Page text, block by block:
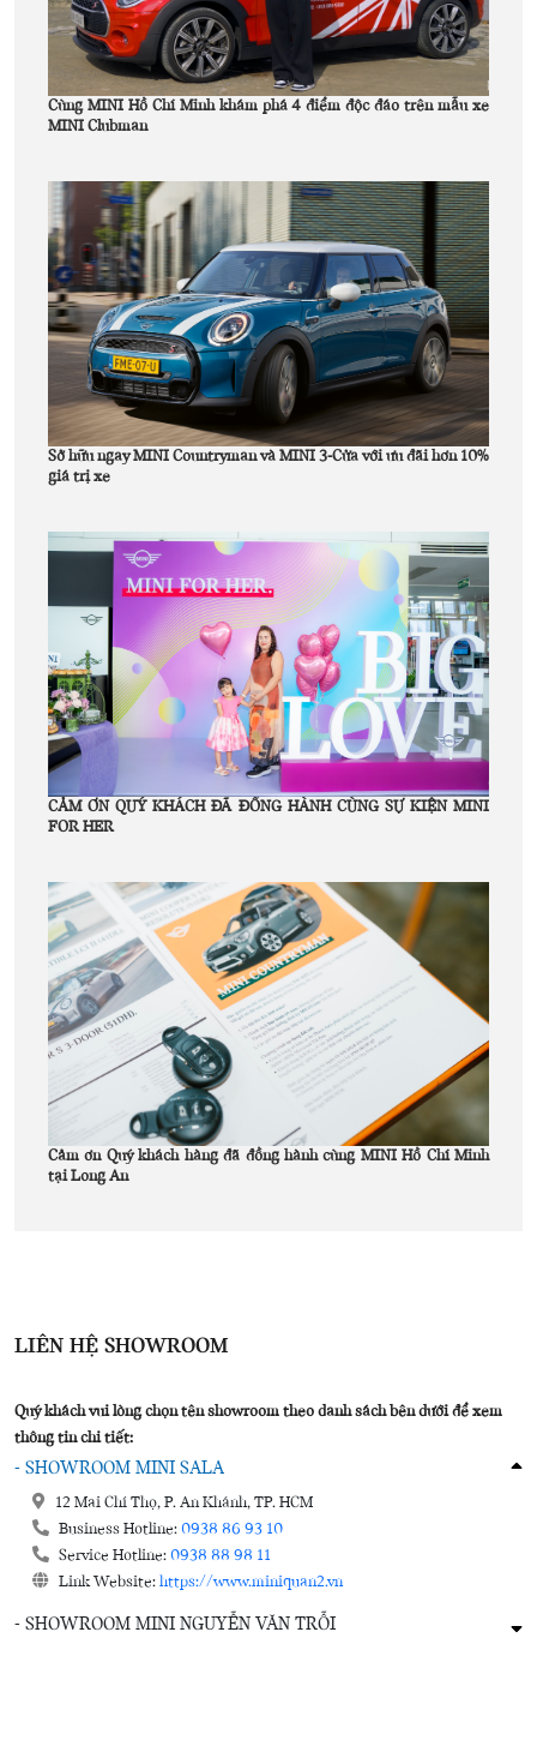
Cùng MINI Hồ Chí Minh khám phá 4 điểm độc đáo trên mẫu xe
MINI Clubman
Sở hữu ngay MINI Countryman và MINI 3-Cửa với ưu đãi hơn 10%
giá trị xe
CẢM ƠN QUÝ KHÁCH ĐÃ ĐỒNG HÀNH CÙNG SỰ KIỆN MINI
FOR HER
Cảm ơn Quý khách hàng đã đồng hành cùng MINI Hồ Chí Minh
tại Long An
LIÊN HỆ SHOWROOM
Quý khách vui lòng chọn tên showroom theo danh sách bên dưới để xem
thông tin chi tiết:
- SHOWROOM MINI SALA
12 Mai Chí Thọ, P. An Khánh, TP. HCM
Business Hotline: 0938 86 93 10
Service Hotline: 0938 88 98 11
Link Website: https://www.miniquan2.vn
- SHOWROOM MINI NGUYỄN VĂN TRỖI